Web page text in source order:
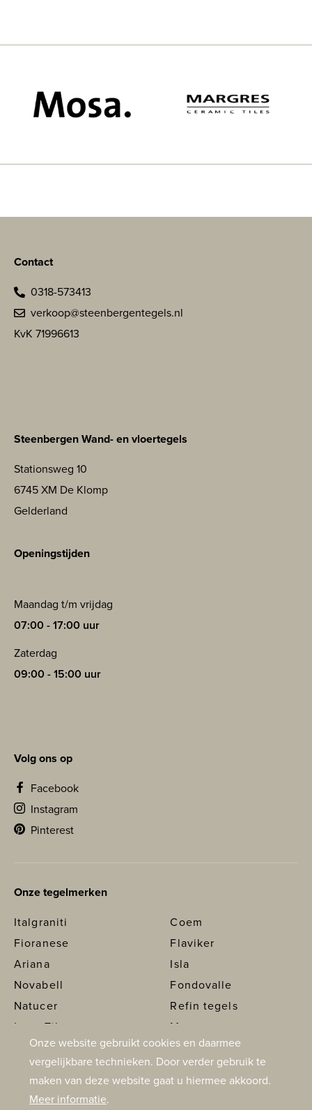
Contact
0318-573413
verkoop@steenbergentegels.nl
KvK 71996613
Steenbergen Wand- en vloertegels
Stationsweg 10
6745 XM De Klomp
Gelderland
Openingstijden
Maandag t/m vrijdag
07:00 - 17:00 uur
Zaterdag
09:00 - 15:00 uur
Volg ons op
Facebook
Instagram
Pinterest
Onze tegelmerken
Italgraniti
Coem
Fioranese
Flaviker
Ariana
Isla
Novabell
Fondovalle
Natucer
Refin tegels
Love Tiles
Margres
Marazzi
Panaria
Dune
Mosa
Onze website gebruikt cookies en daarmee
vergelijkbare technieken. Door verder gebruik te
maken van deze website gaat u hiermee akkoord.
Meer informatie.